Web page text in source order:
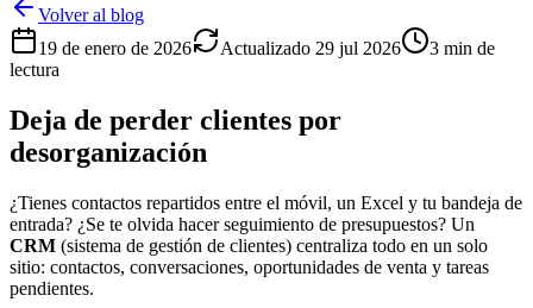
Volver al blog
19 de enero de 2026
Actualizado 29 jul 2026 3 min de
lectura
Deja de perder clientes por
desorganización
¿Tienes contactos repartidos entre el móvil, un Excel y tu bandeja de
entrada? ¿Se te olvida hacer seguimiento de presupuestos? Un
CRM (sistema de gestión de clientes) centraliza todo en un solo
sitio: contactos, conversaciones, oportunidades de venta y tareas
pendientes.